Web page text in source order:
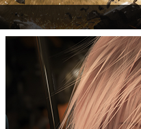
sokba a AAA-kategóriás